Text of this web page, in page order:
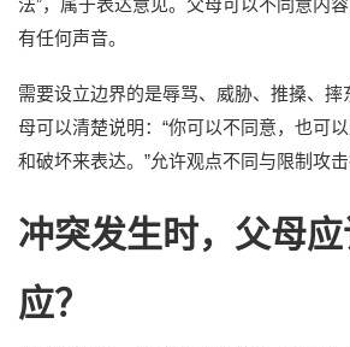
法”，属于表达意见。父母可以不同意内
有任何声音。
需要设立边界的是辱骂、威胁、推搡、摔
母可以清楚说明：“你可以不同意，也可
和破坏来表达。”允许观点不同与限制攻
冲突发生时，父母
应？